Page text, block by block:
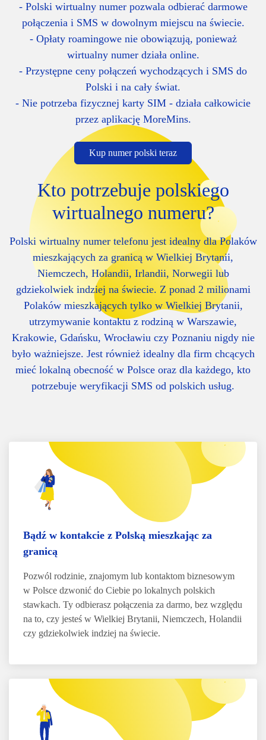
- Polski wirtualny numer pozwala odbierać darmowe
połączenia i SMS w dowolnym miejscu na świecie.
- Opłaty roamingowe nie obowiązują, ponieważ
wirtualny numer działa online.
- Przystępne ceny połączeń wychodzących i SMS do
Polski i na cały świat.
- Nie potrzeba fizycznej karty SIM - działa całkowicie
przez aplikację MoreMins.
Kup numer polski teraz
Kto potrzebuje polskiego
wirtualnego numeru?
Polski wirtualny numer telefonu jest idealny dla Polaków
mieszkających za granicą w Wielkiej Brytanii,
Niemczech, Holandii, Irlandii, Norwegii lub
gdziekolwiek indziej na świecie. Z ponad 2 milionami
Polaków mieszkających tylko w Wielkiej Brytanii,
utrzymywanie kontaktu z rodziną w Warszawie,
Krakowie, Gdańsku, Wrocławiu czy Poznaniu nigdy nie
było ważniejsze. Jest również idealny dla firm chcących
mieć lokalną obecność w Polsce oraz dla każdego, kto
potrzebuje weryfikacji SMS od polskich usług.
Bądź w kontakcie z Polską mieszkając za
granicą
Pozwól rodzinie, znajomym lub kontaktom biznesowym
w Polsce dzwonić do Ciebie po lokalnych polskich
stawkach. Ty odbierasz połączenia za darmo, bez względu
na to, czy jesteś w Wielkiej Brytanii, Niemczech, Holandii
czy gdziekolwiek indziej na świecie.